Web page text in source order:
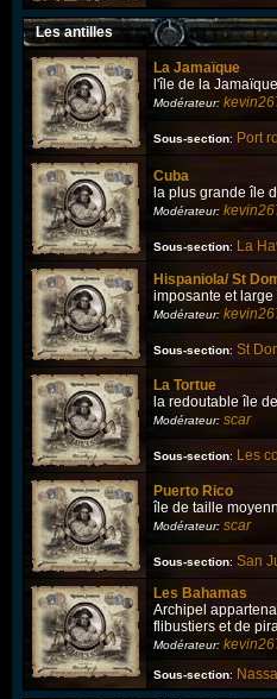
Les antilles
La Jamaïque
l'île de la
Modérateur:
Sous-section: Port
Cuba
la plus grande île
Modérateur:
Sous-section: La
Hispaniola/ St
imposante et
Modérateur:
Sous-section: St
La Tortue
la redoutable île
Modérateur: scar
Sous-section: Les
Puerto Rico
île de taille
Modérateur: scar
Sous-section: San
Les Bahamas
Archipel
flibustiers et de
Modérateur:
Sous-section: